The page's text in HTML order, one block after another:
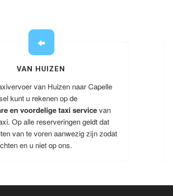
VAN HUIZEN
van Huizen naar Capelle
kunt u rekenen op de
en voordelige taxi servicevan
Op alle reserveringen geldt dat
van te voren aanwezig zijn zodat
en u niet op ons.